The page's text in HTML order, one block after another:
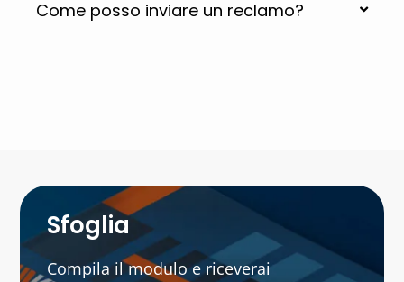
Come posso inviare un reclamo?
Sfoglia
Compila il modulo e riceverai